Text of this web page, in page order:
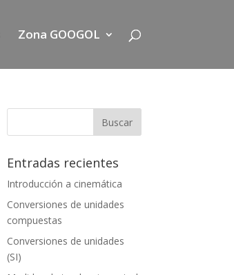
Zona GOOGOL
Entradas recientes
Introducción a cinemática
Conversiones de unidades
compuestas
Conversiones de unidades
(SI)